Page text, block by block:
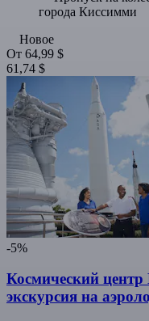
города Киссимми
Новое
От 64,99 $
61,74 $
-5%
Космический
экскурсия на